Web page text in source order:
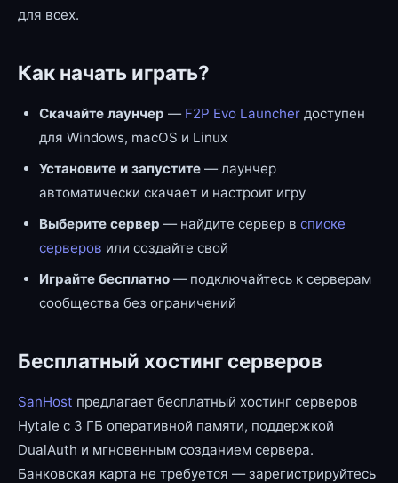
для всех.
Как начать играть?
Скачайте лаунчер — F2P Evo Launcher доступен
для Windows, macOS и Linux
Установите и запустите — лаунчер
автоматически скачает и настроит игру
Выберите сервер — найдите сервер в списке
серверов или создайте свой
Играйте бесплатно — подключайтесь к серверам
сообщества без ограничений
Бесплатный хостинг серверов
SanHost предлагает бесплатный хостинг серверов
Hytale с 3 ГБ оперативной памяти, поддержкой
DualAuth и мгновенным созданием сервера.
Банковская карта не требуется — зарегистрируйтесь